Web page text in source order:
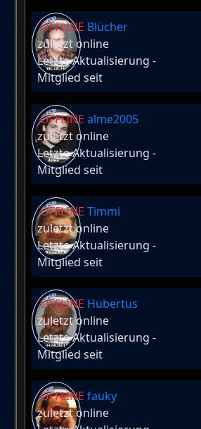
OFFLINE Blücher
zuletzt online
Letzte Aktualisierung -
Mitglied seit
OFFLINE alme2005
zuletzt online
Letzte Aktualisierung -
Mitglied seit
OFFLINE Timmi
zuletzt online
Letzte Aktualisierung -
Mitglied seit
OFFLINE Hubertus
zuletzt online
Letzte Aktualisierung -
Mitglied seit
OFFLINE fauky
zuletzt online